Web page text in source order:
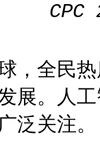
，全民
展。人
泛关注。